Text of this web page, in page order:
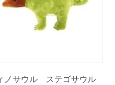
ノサウル ステゴサウル